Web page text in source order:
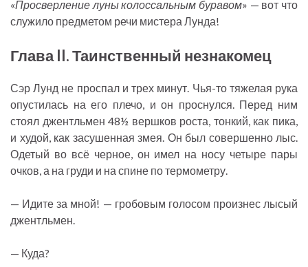
«Просверление луны колоссальным буравом» — вот что
служило предметом речи мистера Лунда!
Глава II. Таинственный незнакомец
Сэр Лунд не проспал и трех минут. Чья-то тяжелая рука
опустилась на его плечо, и он проснулся. Перед ним
стоял джентльмен 48½ вершков роста, тонкий, как пика,
и худой, как засушенная змея. Он был совершенно лыс.
Одетый во всё черное, он имел на носу четыре пары
очков, а на груди и на спине по термометру.
— Идите за мной! — гробовым голосом произнес лысый
джентльмен.
— Куда?